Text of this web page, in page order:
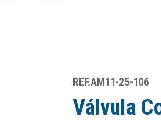
REF.AM11-25-106
Válvula